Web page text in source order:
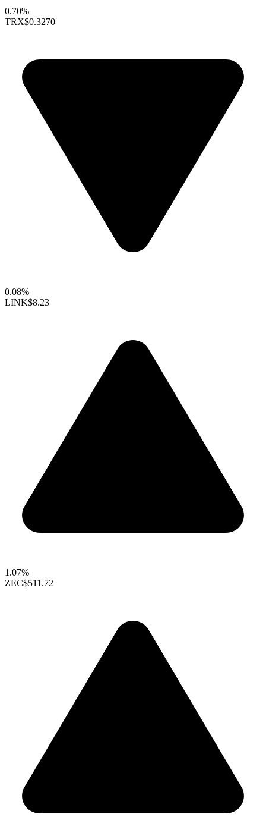
0.70%
TRX$0.3270
0.08%
LINK$8.23
1.07%
ZEC$511.72